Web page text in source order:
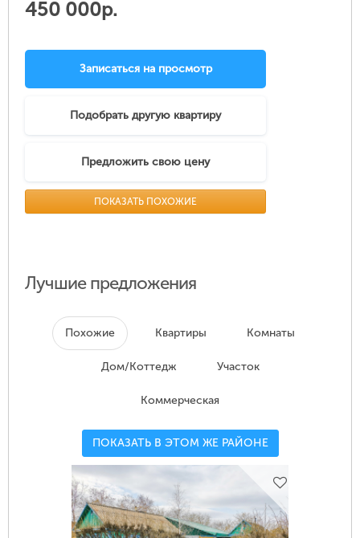
450 000р.
Записаться на просмотр
Подобрать другую квартиру
Предложить свою цену
ПОКАЗАТЬ ПОХОЖИЕ
Лучшие предложения
Похожие Квартиры Комнаты
Дом/Коттедж Участок
Коммерческая
ПОКАЗАТЬ В ЭТОМ ЖЕ РАЙОНЕ